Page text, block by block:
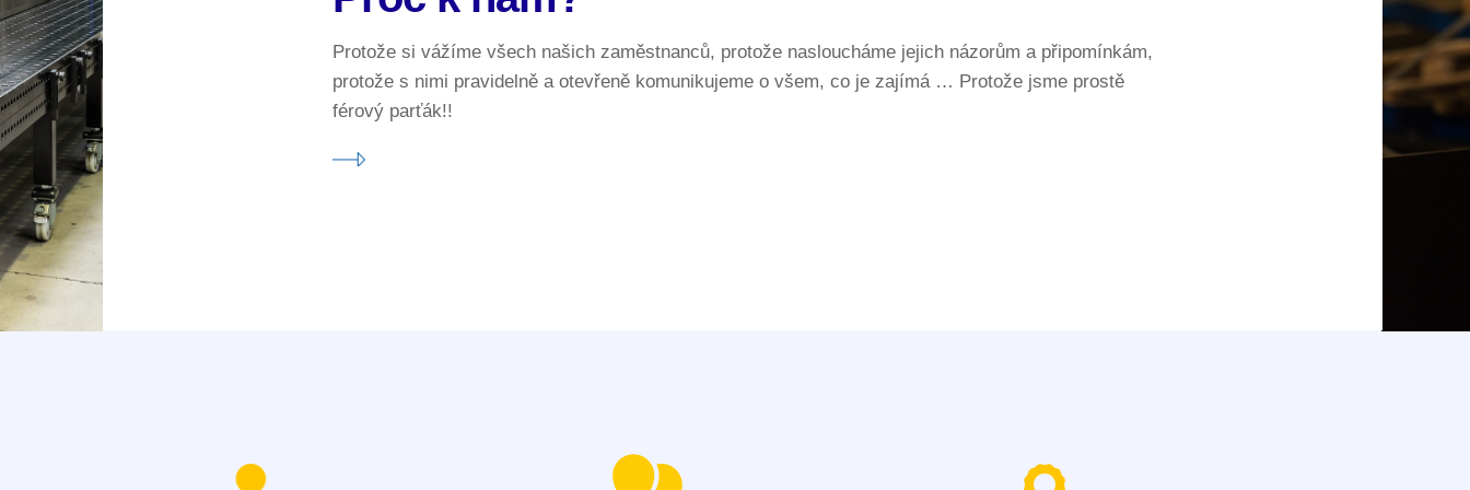
Protože si vážíme všech našich zaměstnanců, protože nasloucháme jejich názorům a připomínkám,
protože s nimi pravidelně a otevřeně komunikujeme o všem, co je zajímá … Protože jsme prostě
férový parťák!!